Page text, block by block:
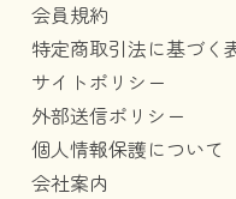
会員規約
特定商取引法に基づく
サイトポリシー
外部送信ポリシー
個人情報保護について
会社案内